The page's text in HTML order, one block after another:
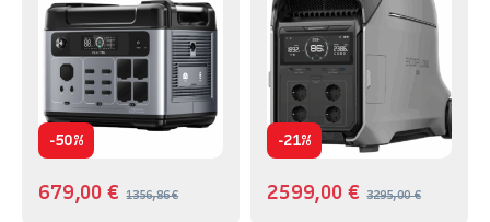
-50%
679,00€ 1356,86€
-21%
2599,00 € 3295,00€